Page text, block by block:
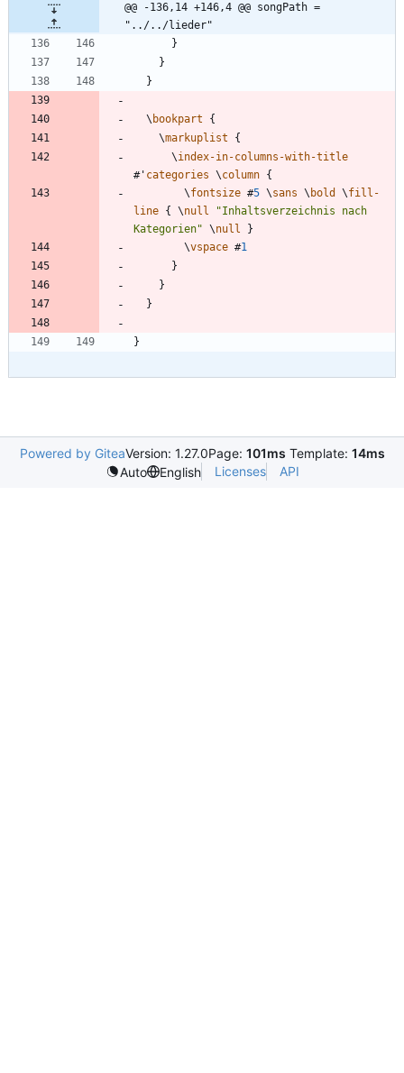
@@ -136,14 +146,4 @@ songPath =
"../../lieder"
}
}
}
\ bookpart
{
\markuplist
{
\index-in-columns-with-title
#' categories \column {
\fontsize #5 \sans \ bold \fill-
line { \null "Inhaltsverzeichnis nach
Kategorien" \null
}
\vspace #1
}
}
}
}
Powered by GiteaVersion: 1.27.0Page: 101ms Template: 14ms
Auto
English Licenses API